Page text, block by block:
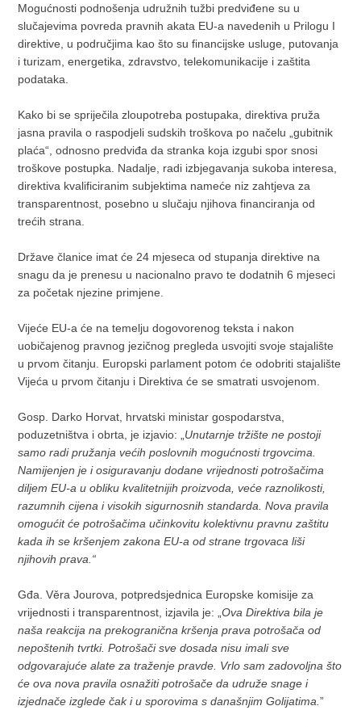
Mogućnosti podnošenja udružnih tužbi predviđene su u
slučajevima povreda pravnih akata EU-a navedenih u Prilogu I
direktive, u područjima kao što su financijske usluge, putovanja
i turizam, energetika, zdravstvo, telekomunikacije i zaštita
podataka.
Kako bi se spriječila zloupotreba postupaka, direktiva pruža
jasna pravila o raspodjeli sudskih troškova po načelu „gubitnik
plaća“, odnosno predviđa da stranka koja izgubi spor snosi
troškove postupka. Nadalje, radi izbjegavanja sukoba interesa,
direktiva kvalificiranim subjektima nameće niz zahtjeva za
transparentnost, posebno u slučaju njihova financiranja od
trećih strana.
Države članice imat će 24 mjeseca od stupanja direktive na
snagu da je prenesu u nacionalno pravo te dodatnih 6 mjeseci
za početak njezine primjene.
Vijeće EU-a će na temelju dogovorenog teksta i nakon
uobičajenog pravnog jezičnog pregleda usvojiti svoje stajalište
u prvom čitanju. Europski parlament potom će odobriti stajalište
Vijeća u prvom čitanju i Direktiva će se smatrati usvojenom.
Gosp. Darko Horvat, hrvatski ministar gospodarstva,
poduzetništva i obrta, je izjavio: „ Unutarnje tržište ne postoji
samo radi pružanja većih poslovnih mogućnosti trgovcima.
Namijenjen je i osiguravanju dodane vrijednosti potrošačima
diljem EU-a u obliku kvalitetnijih proizvoda, veće raznolikosti,
razumnih cijena i visokih sigurnosnih standarda. Nova pravila
omogućit će potrošačima učinkovitu kolektivnu pravnu zaštitu
kada ih se kršenjem zakona EU-a od strane trgovaca liši
njihovih prava.“
Gđa. Věra Jourova, potpredsjednica Europske komisije za
vrijednosti i transparentnost, izjavila je: „Ova Direktiva bila je
naša reakcija na prekogranična kršenja prava potrošača od
nepoštenih tvrtki. Potrošači sve dosada nisu imali sve
odgovarajuće alate za traženje pravde. Vrlo sam zadovoljna što
će ova nova pravila osnažiti potrošače da udruže snage i
izjednače izglede čak i u sporovima s današnjim Golijatima.”